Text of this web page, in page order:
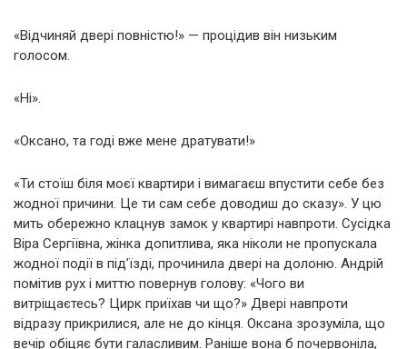
«Відчиняй двері повністю!» — процідив він низьким
голосом.
«Ні».
«Оксано, та годі вже мене дратувати!»
«Ти стоїш біля моєї квартири і вимагаєш впустити себе без
жодної причини. Це ти сам себе доводиш до сказу». У цю
мить обережно клацнув замок у квартирі навпроти. Сусідка
Віра Сергіївна, жінка допитлива, яка ніколи не пропускала
жодної події в під’їзді, прочинила двері на долоню. Андрій
помітив рух і миттю повернув голову: «Чого ви
витріщаєтесь? Цирк приїхав чи що?» Двері навпроти
відразу прикрилися, але не до кінця. Оксана зрозуміла, що
вечір обіцяє бути галасливим. Раніше вона б почервоніла,